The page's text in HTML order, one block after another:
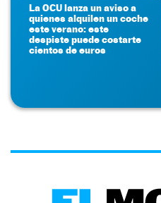
La OCU lanza un aviso a
quienes alquilen un coche
este verano: este
despiste puede costarte
cientos de euros